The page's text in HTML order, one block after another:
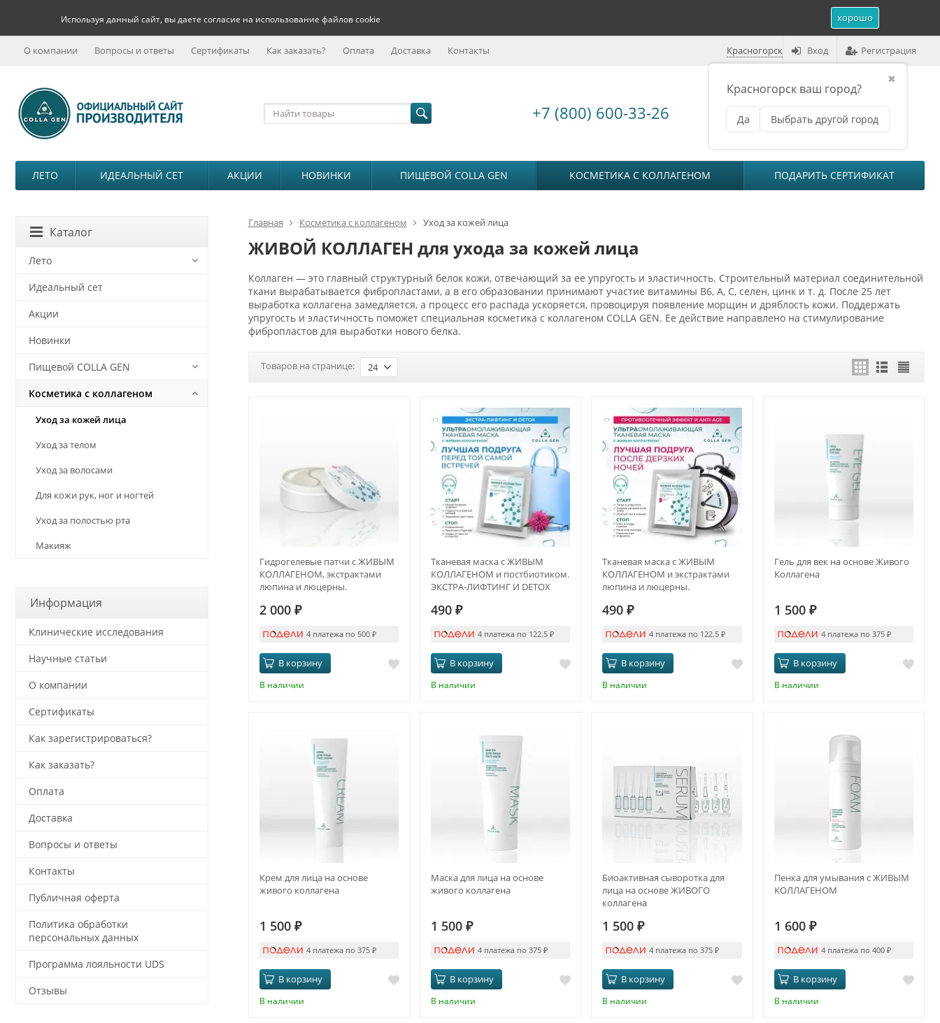
Используя данный сайт, вы даете согласие на использование файлов cookie хорошо
Красногорск
✖
Красногорск ваш город?
Да Выбрать другой город
Вход Регистрация
О компании Вопросы и ответы Сертификаты Как заказать? Оплата Доставка Контакты
+7 (800) 600-33-26 на сумму0 ₽
ЛЕТО ИДЕАЛЬНЫЙ СЕТ АКЦИИ НОВИНКИ ПИЩЕВОЙ COLLA GEN КОСМЕТИКА С КОЛЛАГЕНОМ ПОДАРИТЬ СЕРТИФИКАТ
Главная Косметика с коллагеном Уход за кожей лица
ЖИВОЙ КОЛЛАГЕН для ухода за кожей лица
Коллаген — это главный структурный белок кожи, отвечающий за ее упругость и эластичность. Строительный материал соединительной
ткани вырабатывается фибропластами, а в его образовании принимают участие витамины B6, A, C, селен, цинк и т. д. После 25 лет
выработка коллагена замедляется, а процесс его распада ускоряется, провоцируя появление морщин и дряблость кожи. Поддержать
упругость и эластичность поможет специальная косметика с коллагеном COLLA GEN. Ее действие направлено на стимулирование
фибропластов для выработки нового белка.
Товаров на странице: 24
Гидрогелевые патчи с ЖИВЫМ
КОЛЛАГЕНОМ, экстрактами
люпина и люцерны.
ANTI-AGE
2 000 ₽
4 платежа по 500₽
В корзину
В наличии
Тканевая маска с ЖИВЫМ
КОЛЛАГЕНОМ и постбиотиком.
ЭКСТРА-ЛИФТИНГ И DETOX
490 ₽
4 платежа по 122.5₽
В корзину
В наличии
Тканевая маска с ЖИВЫМ
КОЛЛАГЕНОМ и экстрактами
люпина и люцерны.
ANTI-AGE
490₽
4 платежа по 122.5 ₽
В корзину
В наличии
Гель для век на основе Живого
Коллагена
1 500 ₽
4 платежа по 375₽
В корзину
В наличии
Крем для лица на основе
живого коллагена
1 500 ₽
4 платежа по 375₽
В корзину
В наличии
Маска для лица на основе
живого коллагена
1 500 ₽
4 платежа по 375₽
В корзину
В наличии
Биоактивная сыворотка для
лица на основе ЖИВОГО
коллагена
1 500₽
4 платежа по 375 ₽
В корзину
В наличии
Пенка для умывания с ЖИВЫМ
КОЛЛАГЕНОМ
1 600 ₽
4 платежа по 400₽
В корзину
В наличии
Каталог
Лето
Идеальный сет
Акции
Новинки
Пищевой COLLA GEN
Косметика с коллагеном
Уход за кожей лица
Уход за телом
Уход за волосами
Для кожи рук, ног и ногтей
Уход за полостью рта
Макияж
Информация
Клинические исследования
Научные статьи
О компании
Сертификаты
Как зарегистрироваться?
Как заказать?
Оплата
Доставка
Вопросы и ответы
Контакты
Публичная оферта
Политика обработки
персональных данных
Программа лояльности UDS
Отзывы